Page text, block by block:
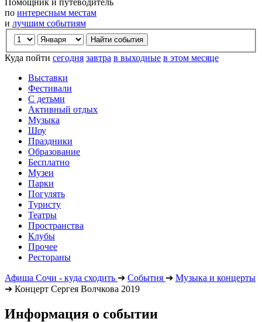
Помощник и путеводитель
по интересным местам
и лучшим событиям
Куда пойти сегодня завтра в выходные в этом месяце
Выставки
Фестивали
С детьми
Активный отдых
Музыка
Шоу
Праздники
Образование
Бесплатно
Музеи
Парки
Погулять
Туристу
Театры
Пространства
Клубы
Прочее
Рестораны
Афиша Сочи - куда сходить ➔ События ➔ Музыка и концерты
➔ Концерт Сергея Волчкова 2019
Информация о событии